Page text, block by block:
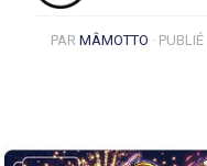
PAR MÂMOTTO · PUBLIÉ